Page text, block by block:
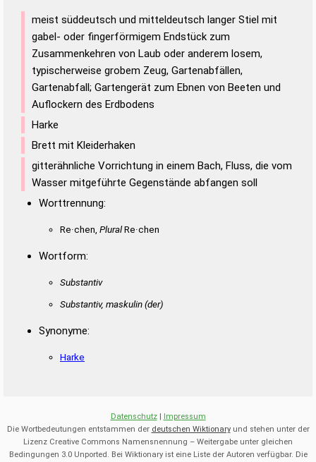
meist süddeutsch und mitteldeutsch langer Stiel mit
gabel- oder fingerförmigem Endstück zum
Zusammenkehren von Laub oder anderem losem,
typischerweise grobem Zeug, Gartenabfällen,
Gartenabfall; Gartengerät zum Ebnen von Beeten und
Auflockern des Erdbodens
Harke
Brett mit Kleiderhaken
gitterähnliche Vorrichtung in einem Bach, Fluss, die vom
Wasser mitgeführte Gegenstände abfangen soll
Worttrennung:
Re·chen, PluralRe·chen
Wortform:
Substantiv
Substantiv, maskulin(der)
Synonyme:
Harke
Datenschutz| Impressum
Die Wortbedeutungen entstammen der deutschen Wiktionaryund stehen unter der
Lizenz Creative Commons Namensnennung – Weitergabe unter gleichen
Bedingungen 3.0 Unported. Bei Wiktionary ist eine Liste der Autoren verfügbar. Die